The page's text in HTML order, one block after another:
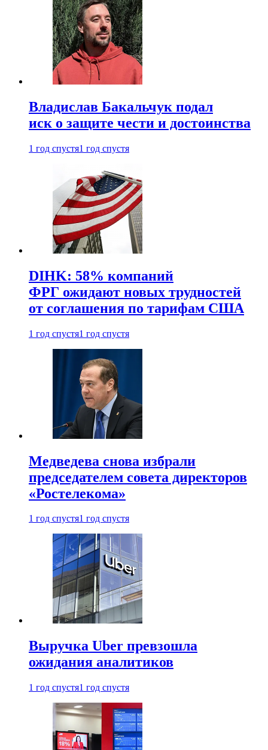
Владислав Бакальчук подал
иск о защите чести и достоинства
1 год спустя1 год спустя
DIHK: 58% компаний
ФРГ ожидают новых трудностей
от соглашения по тарифам США
1 год спустя1 год спустя
Медведева снова избрали
председателем совета директоров
«Ростелекома»
1 год спустя1 год спустя
Выручка Uber превзошла
ожидания аналитиков
1 год спустя1 год спустя